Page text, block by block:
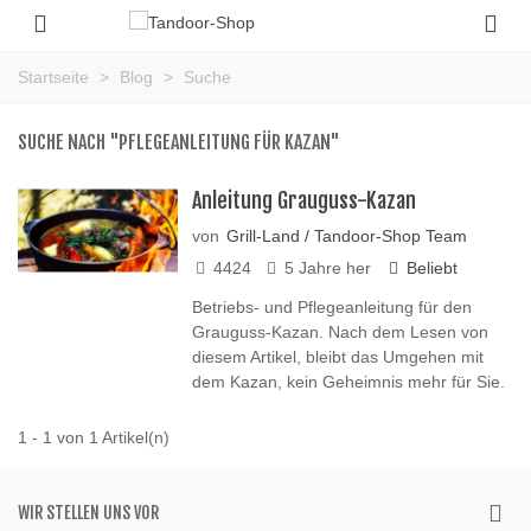
Startseite > Blog > Suche
SUCHE NACH "PFLEGEANLEITUNG FÜR KAZAN"
Anleitung Grauguss-Kazan
von Grill-Land / Tandoor-Shop Team
4424
5 Jahre her Beliebt
Betriebs- und Pflegeanleitung für den
Grauguss-Kazan. Nach dem Lesen von
diesem Artikel, bleibt das Umgehen mit
dem Kazan, kein Geheimnis mehr für Sie.
1 - 1 von 1 Artikel(n)
WIR STELLEN UNS VOR